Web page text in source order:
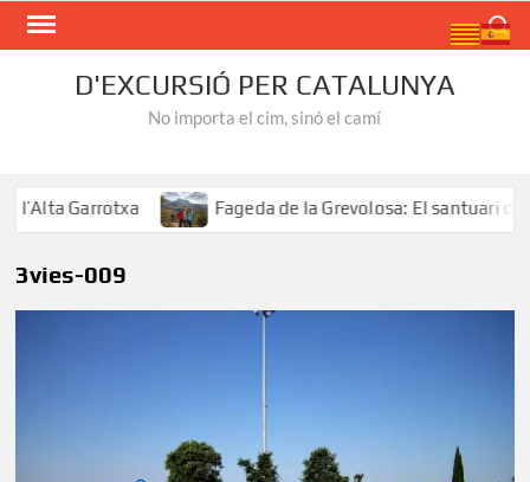
Skip
D'EXCURSIÓ PER CATALUNYA
No importa el cim, sinó el camí
Garrotxa Fageda de la Grevolosa: El santuari dels
3vies-009